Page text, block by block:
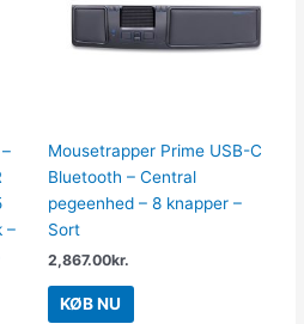
–
Mousetrapper Prime USB-C
Bluetooth – Central
pegeenhed – 8 knapper –
Sort
2,867.00kr.
KØB NU